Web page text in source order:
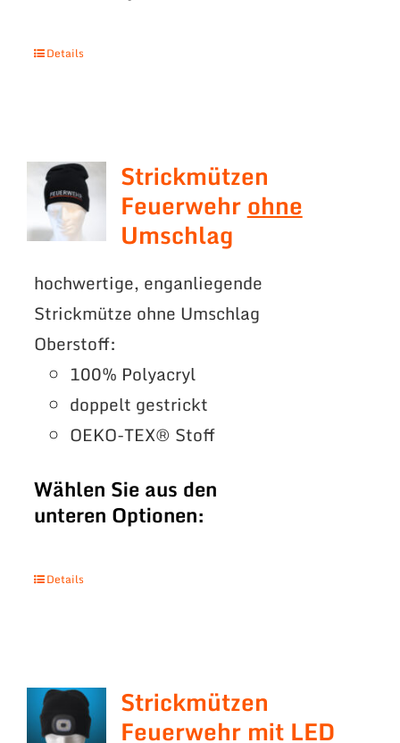
Details
Strickmützen
Feuerwehrohne
Umschlag
hochwertige, enganliegende
Strickmütze ohne Umschlag
Oberstoff:
100% Polyacryl
doppelt gestrickt
OEKO-TEX® Stoff
Wählen Sie aus den
unteren Optionen:
Details
Strickmützen
Feuerwehr mit LED